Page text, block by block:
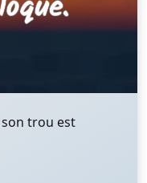
trou est